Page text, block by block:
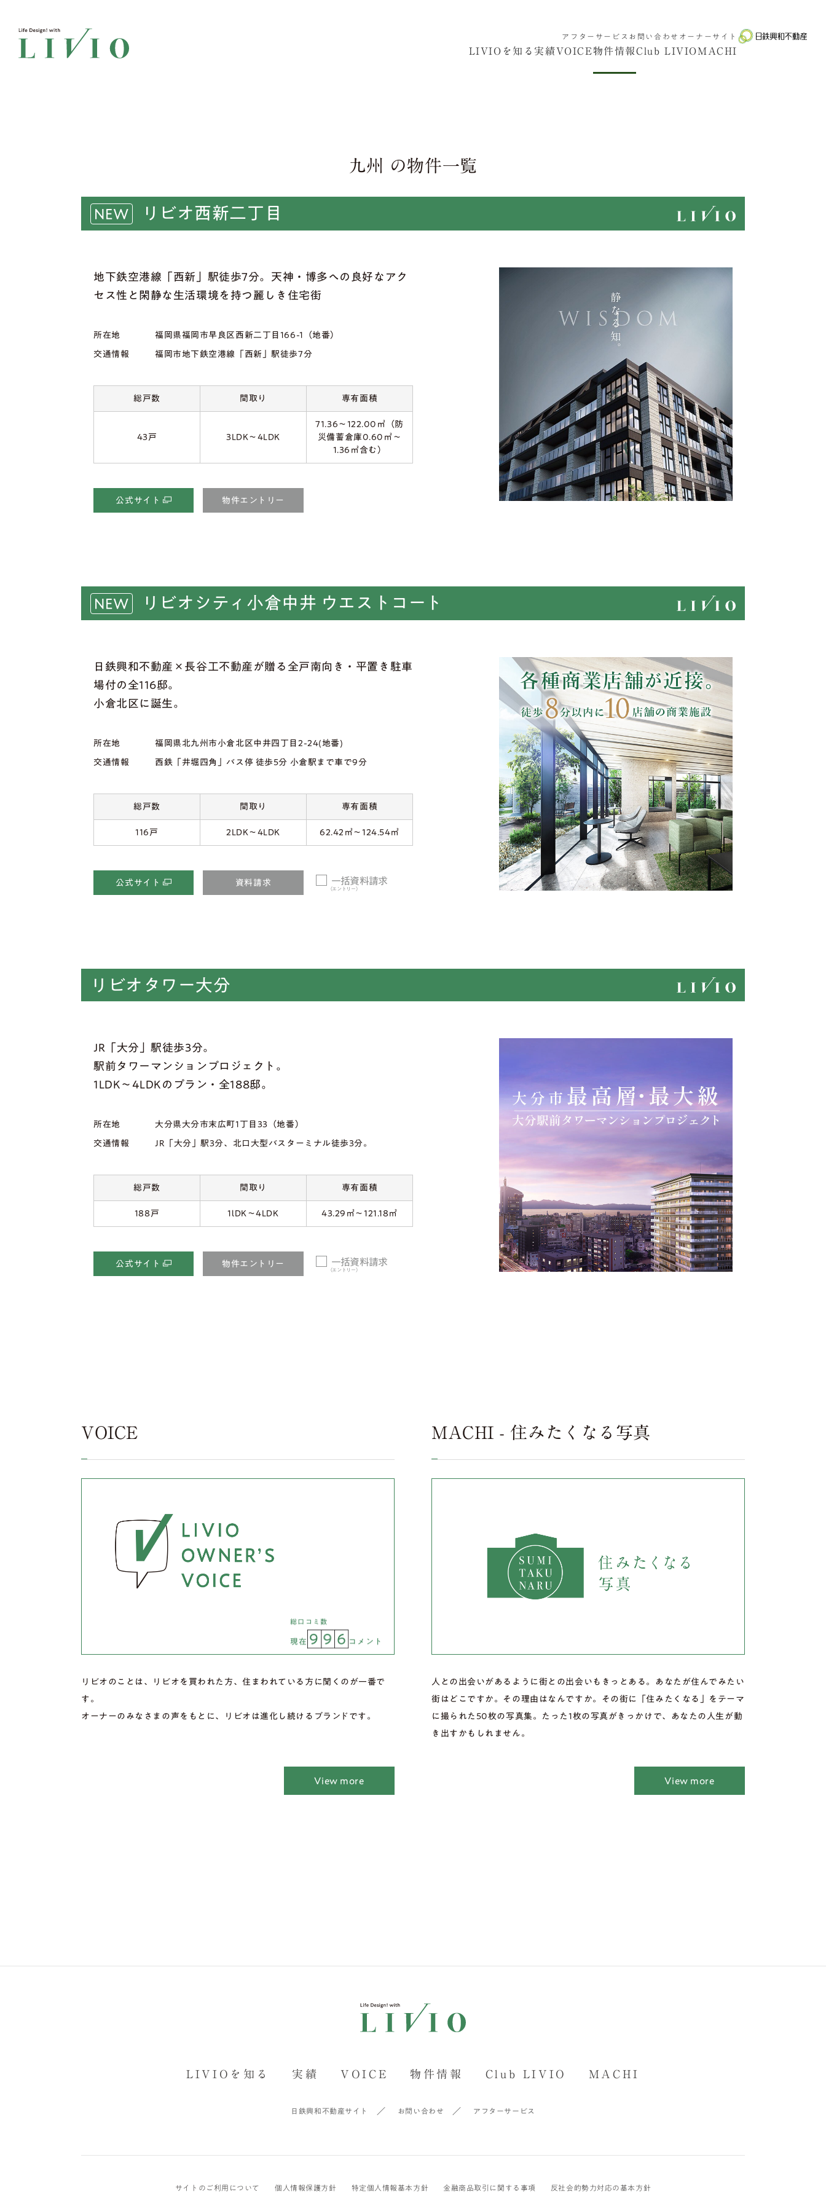
アフターサービス お問い合わせ オーナーサイト
LIVIOを知る 実績VOICE物件情報Club LIVIOMACHI
九州 の物件一覧
リビオ西新二丁目
地下鉄空港線「西新」駅徒歩7分。天神・博多への良好なアク
セス性と閑静な生活環境を持つ麗しき住宅街
所在地 福岡県福岡市早良区西新二丁目166-1（地番）
交通情報 福岡市地下鉄空港線「西新」駅徒歩7分
総戸数 間取り 専有面積
43戸 3LDK〜4LDK
71.36～122.00㎡（防
災備蓄倉庫0.60㎡～
1.36㎡含む）
公式サイト 物件エントリー
リビオシティ小倉中井 ウエストコート
日鉄興和不動産×長谷工不動産が贈る全戸南向き・平置き駐車
場付の全116邸。
小倉北区に誕生。
所在地 福岡県北九州市小倉北区中井四丁目2-24(地番)
交通情報 西鉄「井堀四角」バス停 徒歩5分 小倉駅まで車で9分
総戸数 間取り 専有面積
116戸 2LDK〜4LDK 62.42㎡～124.54㎡
公式サイト 資料請求 一括資料請求
（エントリー）
リビオタワー大分
JR「大分」駅徒歩3分。
駅前タワーマンションプロジェクト。
1LDK～4LDKのプラン・全188邸。
所在地 大分県大分市末広町1丁目33（地番）
交通情報 JR「大分」駅3分、北口大型バスターミナル徒歩3分。
総戸数 間取り 専有面積
188戸 1lDK～4LDK 43.29㎡～121.18㎡
公式サイト 物件エントリー 一括資料請求
（エントリー）
VOICE
総口コミ数
現在 9 9 6 コメント
リビオのことは、リビオを買われた方、住まわれている方に聞くのが一番で
す。
オーナーのみなさまの声をもとに、リビオは進化し続けるブランドです。
View more
MACHI - 住みたくなる写真
人との出会いがあるように街との出会いもきっとある。あなたが住んでみたい
街はどこですか。その理由はなんですか。その街に「住みたくなる」をテーマ
に撮られた50枚の写真集。たった1枚の写真がきっかけで、あなたの人生が動
き出すかもしれません。
View more
LIVIOを知る 実績 VOICE 物件情報 Club LIVIO MACHI
日鉄興和不動産サイト お問い合わせ アフターサービス
サイトのご利用について 個人情報保護方針 特定個人情報基本方針 金融商品取引に関する事項 反社会的勢力対応の基本方針